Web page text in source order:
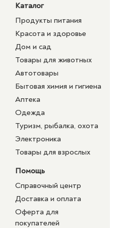
Каталог
Продукты питания
Красота и здоровье
Дом и сад
Товары для животных
Автотовары
Бытовая химия и гигиена
Аптека
Одежда
Туризм, рыбалка, охота
Электроника
Товары для взрослых
Помощь
Справочный центр
Доставка и оплата
Оферта для
покупателей